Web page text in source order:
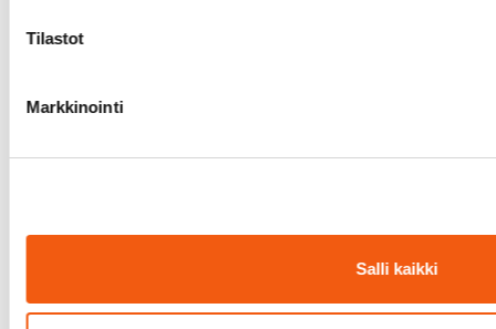
Tilastot
Markkinointi
Salli kaikki
Henri Sintonen
TIEDOLLA JOHTAMINEN